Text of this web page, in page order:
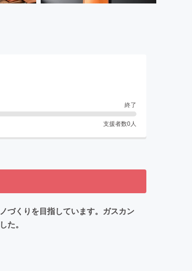
終了
支援者数0 人
づくりを目指しています。ガスカン
た。